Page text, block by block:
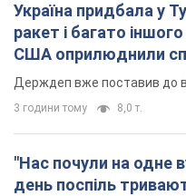
Україна придбала у
ракет і багато
США оприлюднили
Держдеп вже поставив до
3 години тому 8,0 т.
"Нас почули на одне
день поспіль